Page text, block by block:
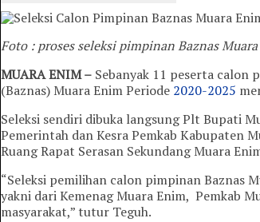
Foto : proses seleksi pimpinan Baznas
MUARA ENIM – Sebanyak 11 peserta calon
(Baznas) Muara Enim Periode 2020-2025
Seleksi sendiri dibuka langsung Plt Bupati
Pemerintah dan Kesra Pemkab Kabupaten
Ruang Rapat Serasan Sekundang Muara
“Seleksi pemilihan calon pimpinan Baznas
yakni dari Kemenag Muara Enim, Pemkab
masyarakat,” tutur Teguh.